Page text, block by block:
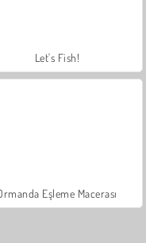
Let's Fish!
Eşleme Macerası